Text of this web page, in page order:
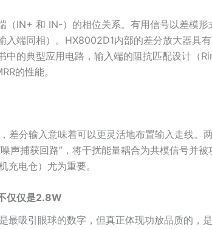
（IN+ 和 IN-）的相位关系。有用信号以差模
入端同相）。HX8002D1内部的差分放大器具
中的典型应用电路，输入端的阻抗匹配设计（
的性能。
差分输入意味着可以更灵活地布置输入走线。
声捕获回路”，将干扰能量耦合为共模信号并
充电仓）尤为重要。
仅仅是2.8W
最吸引眼球的数字，但真正体现功放品质的，